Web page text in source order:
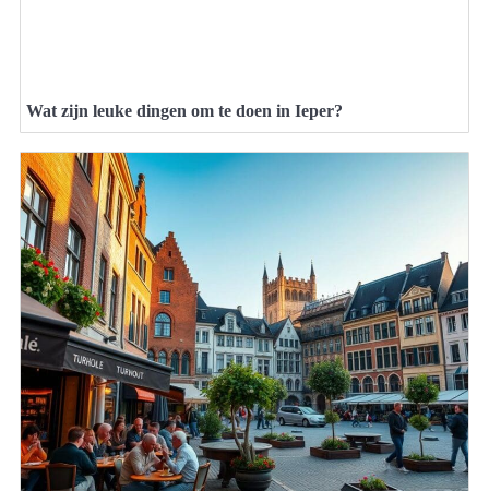
Wat zijn leuke dingen om te doen in Ieper?